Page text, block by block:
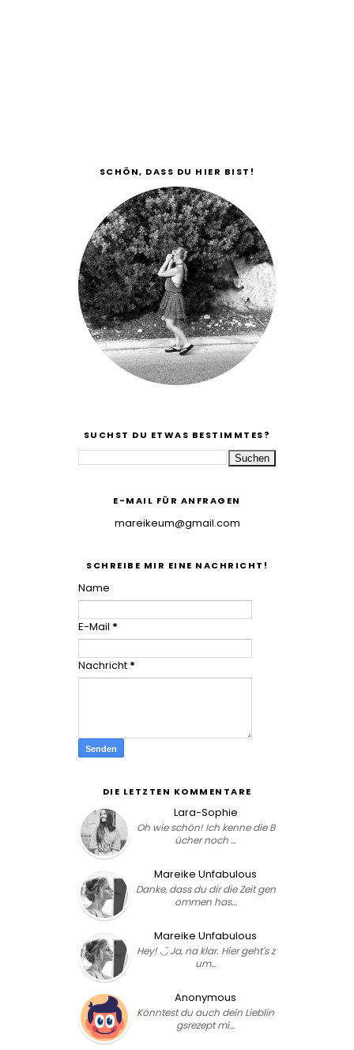
SCHÖN, DASS DU HIER BIST!
SUCHST DU ETWAS BESTIMMTES?
E-MAIL FÜR ANFRAGEN
mareikeum@gmail.com
SCHREIBE MIR EINE NACHRICHT!
Name
E-Mail *
Nachricht *
DIE LETZTEN KOMMENTARE
Lara-Sophie
Oh wie schön! Ich kenne die B
ücher noch …
Mareike Unfabulous
Danke, dass du dir die Zeit gen
ommen has…
Mareike Unfabulous
Hey! ◡̈ Ja, na klar. Hier geht's z
um…
Anonymous
Könntest du auch dein Lieblin
gsrezept mi…